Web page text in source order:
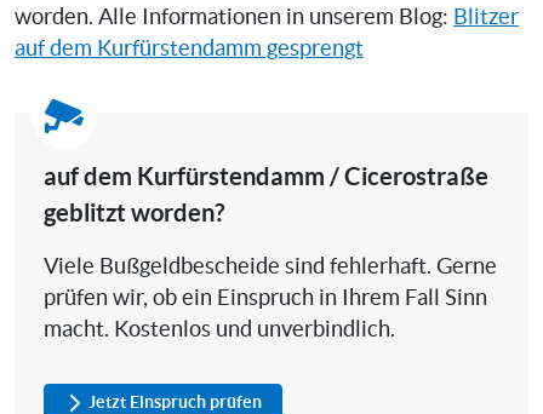
worden. Alle Informationen in unserem Blog: Blitzer
auf dem Kurfürstendamm gesprengt
auf dem Kurfürstendamm / Cicerostraße
geblitzt worden?
Viele Bußgeldbescheide sind fehlerhaft. Gerne
prüfen wir, ob ein Einspruch in Ihrem Fall Sinn
macht. Kostenlos und unverbindlich.
Jetzt Einspruch prüfen